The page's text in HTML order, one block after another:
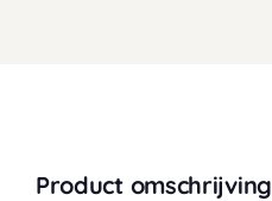
Product omschrijving